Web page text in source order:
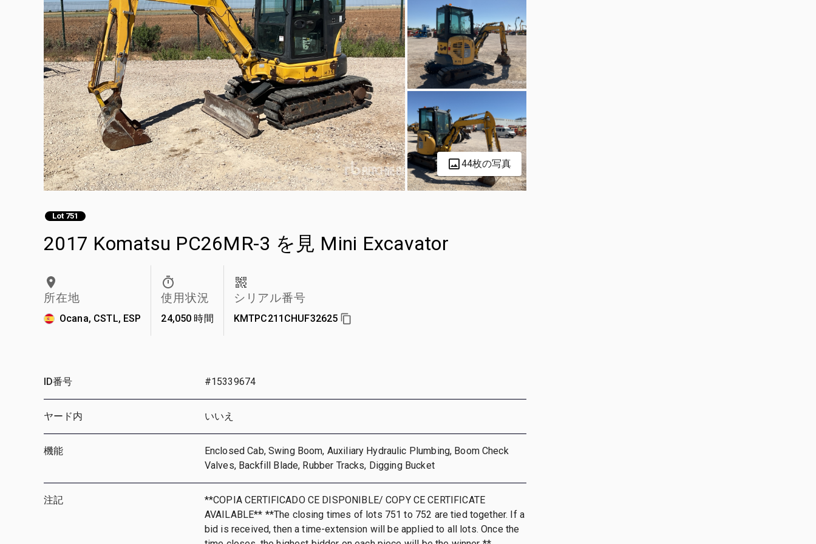
44枚の写真
Lot 751
2017 Komatsu PC26MR-3 を見 Mini Excavator
所在地
Ocana, CSTL, ESP
使用状況
24,050 時間
シリアル番号
KMTPC211CHUF32625
ID番号 #15339674
ヤード内 いいえ
機能
Enclosed Cab, Swing Boom, Auxiliary Hydraulic Plumbing, Boom Check
Valves, Backfill Blade, Rubber Tracks, Digging Bucket
注記
**COPIA CERTIFICADO CE DISPONIBLE/ COPY CE CERTIFICATE
AVAILABLE** **The closing times of lots 751 to 752 are tied together. If a
bid is received, then a time-extension will be applied to all lots. Once the